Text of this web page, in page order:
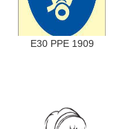
E30 PPE 1909